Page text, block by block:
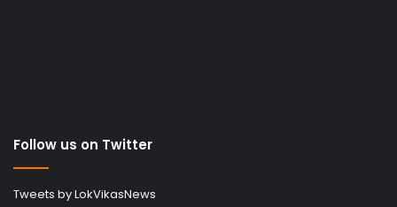
Follow us on Twitter
Tweets by LokVikasNews